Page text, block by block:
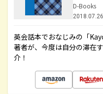
D-Books
英会話本でおなじみの「
著者が、今度は自分の滞在
介！